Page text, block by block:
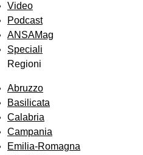
Video
Podcast
ANSAMag
Speciali
Regioni
Abruzzo
Basilicata
Calabria
Campania
Emilia-Romagna